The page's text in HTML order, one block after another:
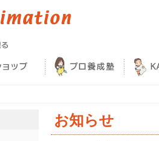
お知らせ